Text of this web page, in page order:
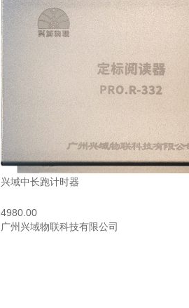
兴域中长跑计时器
4980.00
广州兴域物联科技有限公司